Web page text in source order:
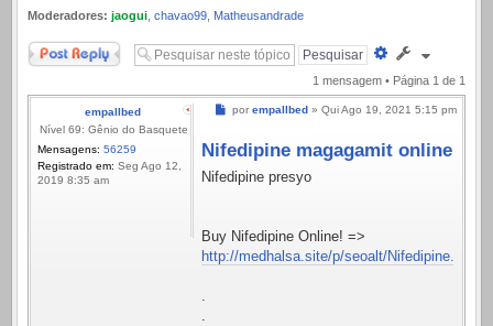
Moderadores: jaogui chavao99 Matheusandrade
Responder
Pesquisa
avançada
1 mensagem • Página 1 de 1
empallbed
Nível 69: Gênio do Basquete
Mensagens: 56259
Registrado em: Seg Ago 12,
2019 8:35 am
Mensagem
por empallbed » Qui Ago 19, 2021 5:15 pm
Nifedipine magagamit online
Nifedipine presyo
Buy Nifedipine Online! =>
http://medhalsa.site/p/seoalt/Nifedipine.html
.
.